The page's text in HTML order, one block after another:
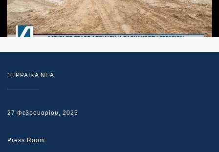
ΣΕΡΡΑΙΚΑ ΝΕΑ
27 Φεβρουαρίου, 2025
Press Room